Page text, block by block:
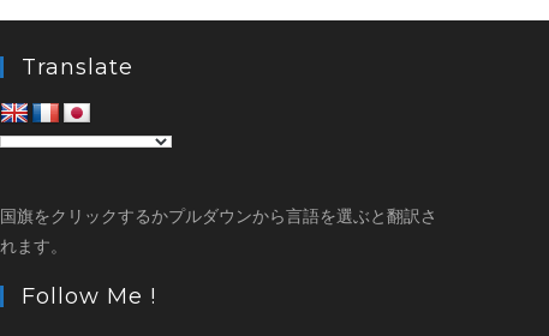
Translate
国旗をクリックするかプルダウンから言語を選ぶと翻訳さ
れます。
Follow Me !